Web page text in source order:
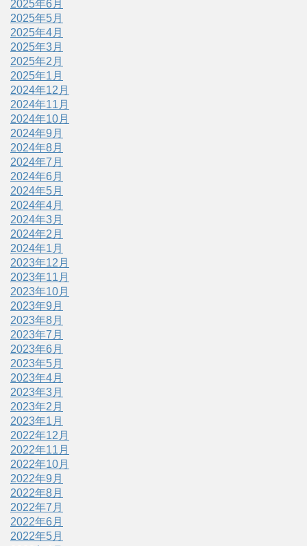
2025年6月
2025年5月
2025年4月
2025年3月
2025年2月
2025年1月
2024年12月
2024年11月
2024年10月
2024年9月
2024年8月
2024年7月
2024年6月
2024年5月
2024年4月
2024年3月
2024年2月
2024年1月
2023年12月
2023年11月
2023年10月
2023年9月
2023年8月
2023年7月
2023年6月
2023年5月
2023年4月
2023年3月
2023年2月
2023年1月
2022年12月
2022年11月
2022年10月
2022年9月
2022年8月
2022年7月
2022年6月
2022年5月